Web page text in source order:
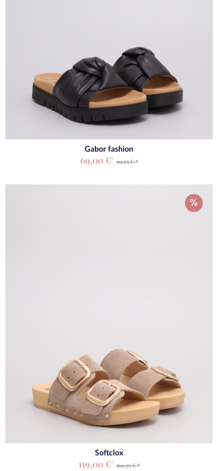
Gabor fashion
69,00 €* 99,95 € *
Softclox
119,00 €* 169,95 € *